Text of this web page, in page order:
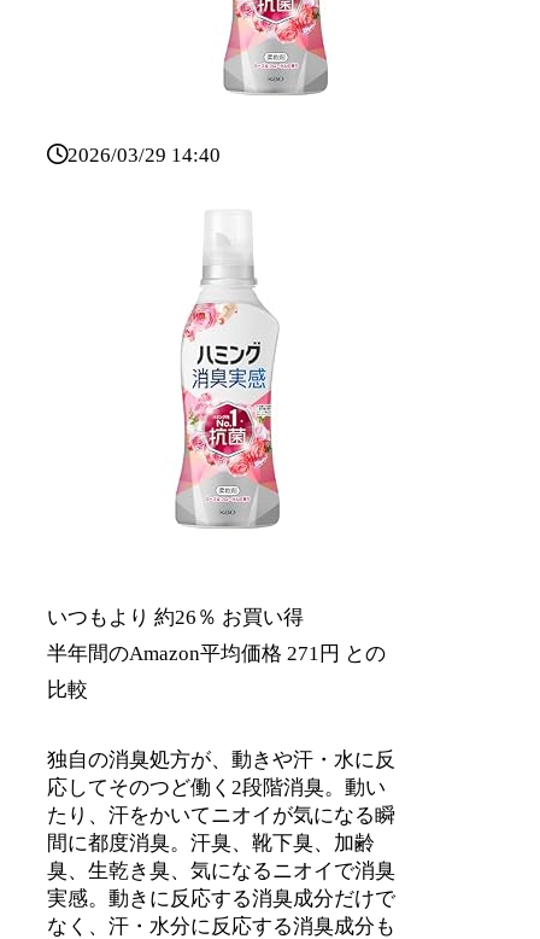
2026/03/29 14:40
いつもより 約26％ お買い得
半年間のAmazon平均価格 271円 との
比較
独自の消臭処方が、動きや汗・水に反
応してそのつど働く2段階消臭。動い
たり、汗をかいてニオイが気になる瞬
間に都度消臭。汗臭、靴下臭、加齢
臭、生乾き臭、気になるニオイで消臭
実感。動きに反応する消臭成分だけで
なく、汗・水分に反応する消臭成分も